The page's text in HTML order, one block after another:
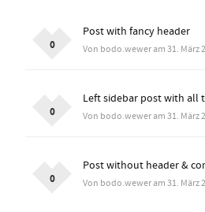
Post with fancy header
Von bodo.wewer am 31. März
0
Left sidebar post with all
Von bodo.wewer am 31. März
0
Post without header &
Von bodo.wewer am 31. März
0